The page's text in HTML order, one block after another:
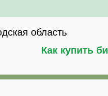
область
Как купить